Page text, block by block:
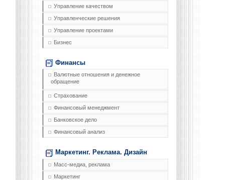
Управление качеством
Управленческие решения
Управление проектами
Бизнес
Финансы
Валютные отношения и денежное
обращение
Страхование
Финансовый менеджмент
Банковское дело
Финансовый анализ
Маркетинг. Реклама. Дизайн
Масс-медиа, реклама
Маркетинг